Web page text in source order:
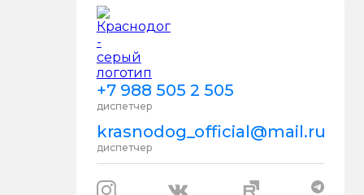
+7 988 505 2 505
диспетчер
krasnodog_official@mail.ru
диспетчер